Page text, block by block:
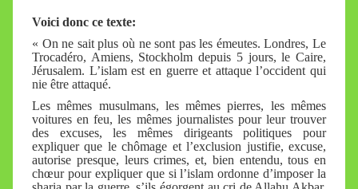
e
V
l
l
e
Voici donc ce texte:
« On ne sait plus où ne sont pas les émeutes. Londres, Le
Trocadéro, Amiens, Stockholm depuis 5 jours, le Caire,
Jérusalem. L’islam est en guerre et attaque l’occident qui
nie être attaqué.
Les mêmes musulmans, les mêmes pierres, les mêmes
voitures en feu, les mêmes journalistes pour leur trouver
des excuses, les mêmes dirigeants politiques pour
expliquer que le chômage et l’exclusion justifie, excuse,
autorise presque, leurs crimes, et, bien entendu, tous en
chœur pour expliquer que si l’islam ordonne d’imposer la